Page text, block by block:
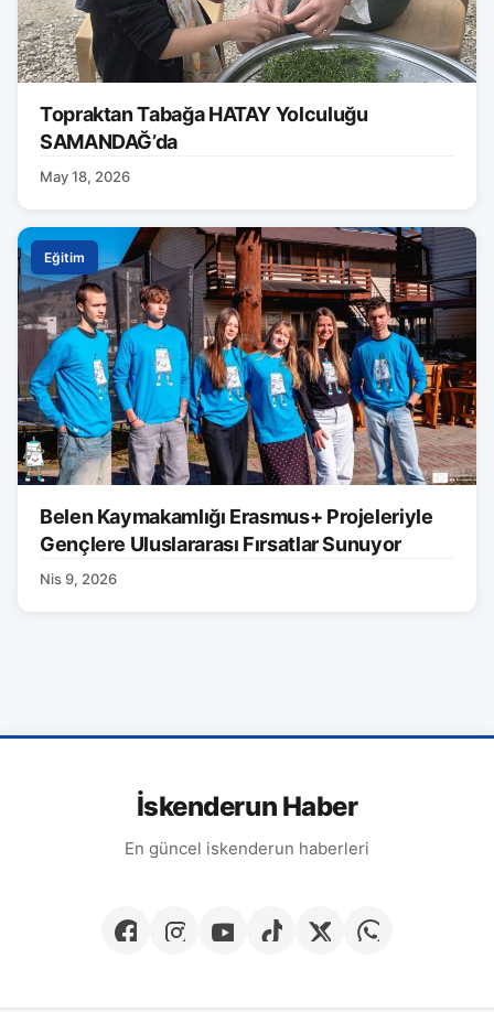
Topraktan Tabağa HATAY Yolculuğu
SAMANDAĞ’da
May 18, 2026
Eğitim
Belen Kaymakamlığı Erasmus+ Projeleriyle
Gençlere Uluslararası Fırsatlar Sunuyor
Nis 9, 2026
İskenderun Haber
En güncel iskenderun haberleri